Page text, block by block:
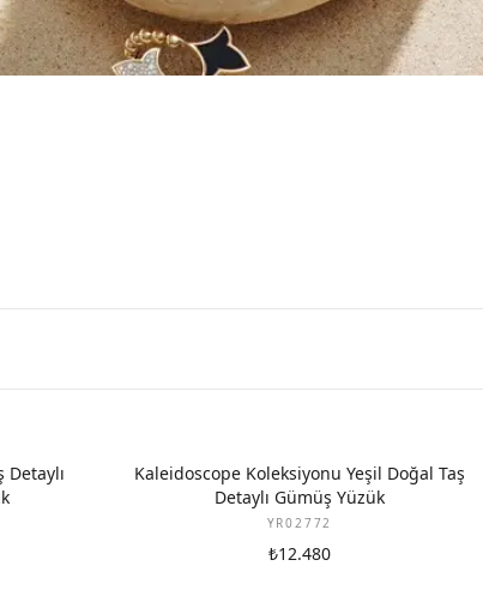
Detaylı
Kaleidoscope Koleksiyonu Yeşil Doğal Taş
Detaylı Gümüş Yüzük
YR02772
₺12.480